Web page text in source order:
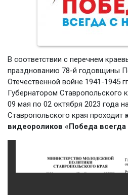
В соответствии с перечнем
празднованию 78-й годовщины
Отечественной войне 1941-1945
Губернатором Ставропольского
09 мая по 02 октября 2023 года
Ставропольского края проходит
видеороликов «Победа всегда